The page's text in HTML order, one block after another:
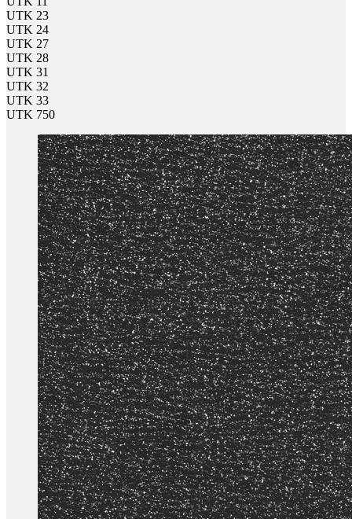
UTK 23
UTK 24
UTK 27
UTK 28
UTK 31
UTK 32
UTK 33
UTK 750